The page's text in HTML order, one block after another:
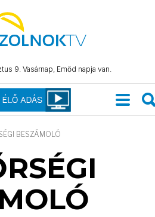
9. Vasárnap, Emőd napja van.
BESZÁMOLÓ